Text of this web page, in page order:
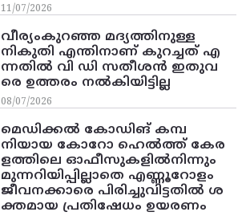
11/07/2026
വീര്യംകുറഞ്ഞ മദ്യത്തിനുള്ള
നികുതി എന്തിനാണ് കുറച്ചത് എ
ന്നതിൽ വി ഡി സതീശൻ ഇതുവ
രെ ഉത്തരം നൽകിയിട്ടില്ല
08/07/2026
മെഡിക്കൽ കോഡിങ് കമ്പ
നിയായ കോറോ ഹെൽത്ത് കേര
ളത്തിലെ ഓഫീസുകളിൽനിന്നും
മുന്നറിയിപ്പില്ലാതെ എണ്ണൂറോളം
ജീവനക്കാരെ പിരിച്ചുവിട്ടതിൽ‌ ശ
ക്തമായ പ്രതിഷേധം ഉയരണം